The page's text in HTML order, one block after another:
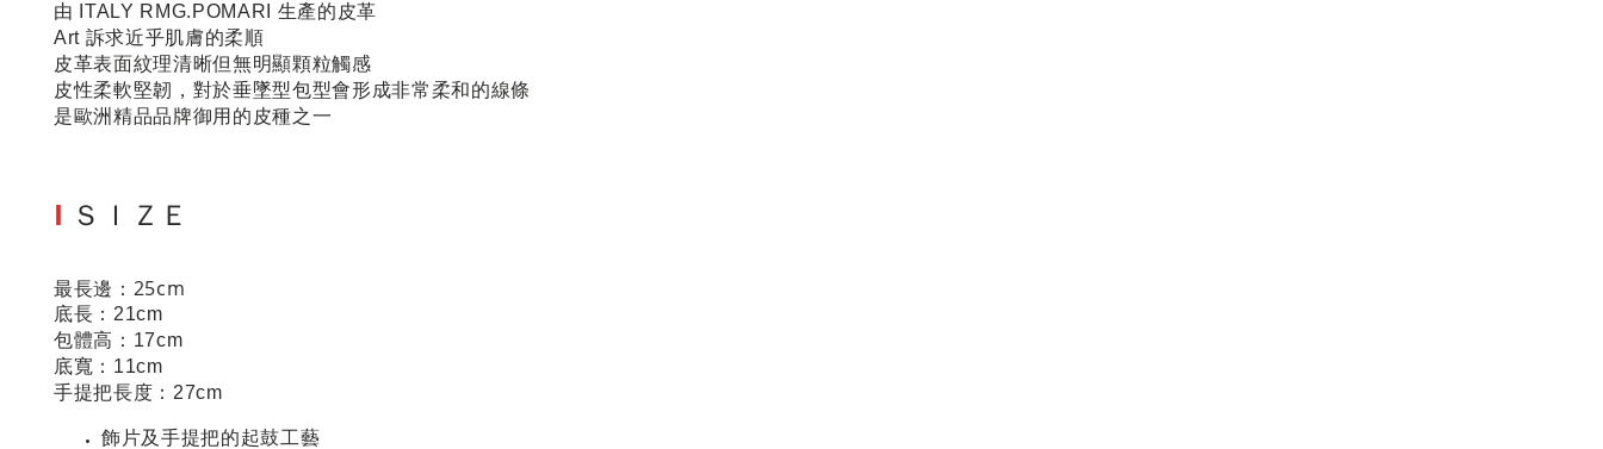
由 ITALY RMG.POMARI 生產的皮革
Art 訴求近乎肌膚的柔順
皮革表面紋理清晰但無明顯顆粒觸感
皮性柔軟堅韌，對於垂墜型包型會形成非常柔和的線條
是歐洲精品品牌御用的皮種之一
I ＳＩＺＥ
最長邊：25cm
底長：21cm
包體高：17cm
底寬：11cm
手提把長度：27cm
飾片及手提把的起鼓工藝